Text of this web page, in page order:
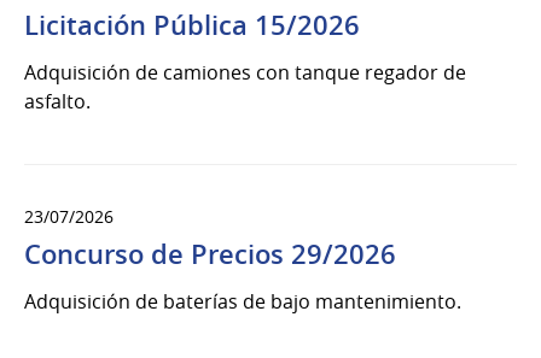
Licitación Pública 15/2026
Adquisición de camiones con tanque regador de
asfalto.
23/07/2026
Concurso de Precios 29/2026
Adquisición de baterías de bajo mantenimiento.